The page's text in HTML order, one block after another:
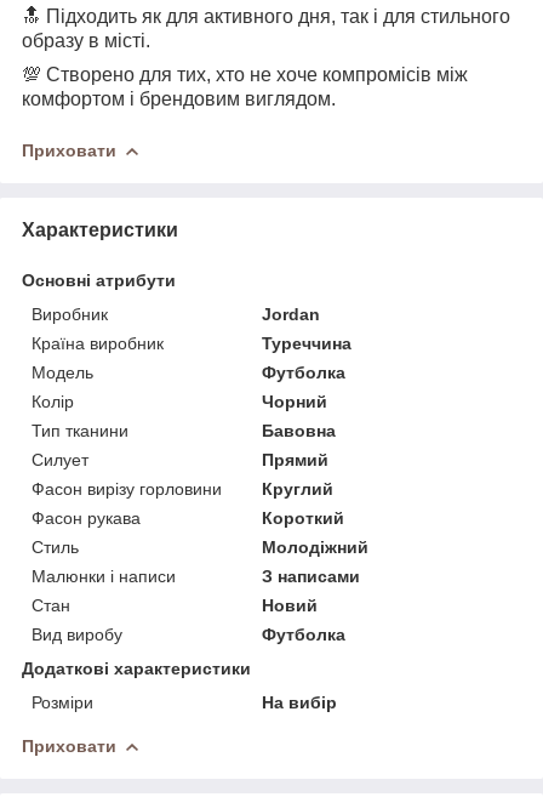
🔝 Підходить як для активного дня, так і для стильного
образу в місті.
💯 Створено для тих, хто не хоче компромісів між
комфортом і брендовим виглядом.
Приховати
Характеристики
Основні атрибути
Виробник
Jordan
Країна виробник
Туреччина
Модель
Футболка
Колір
Чорний
Тип тканини
Бавовна
Силует
Прямий
Фасон вирізу горловини
Круглий
Фасон рукава
Короткий
Стиль
Молодіжний
Малюнки і написи
З написами
Стан
Новий
Вид виробу
Футболка
Додаткові характеристики
Розміри
На вибір
Приховати